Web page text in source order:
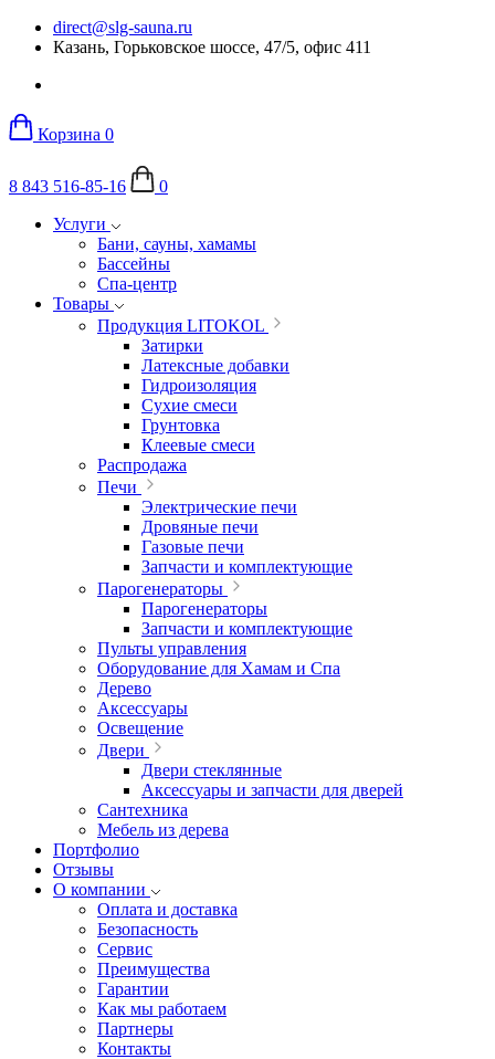
direct@slg-sauna.ru
Казань, Горьковское шоссе, 47/5, офис 411
Корзина 0
8 843 516-85-16
0
Услуги
Бани, сауны, хамамы
Бассейны
Спа-центр
Товары
Продукция LITOKOL
Затирки
Латексные добавки
Гидроизоляция
Сухие смеси
Грунтовка
Клеевые смеси
Распродажа
Печи
Электрические печи
Дровяные печи
Газовые печи
Запчасти и комплектующие
Парогенераторы
Парогенераторы
Запчасти и комплектующие
Пульты управления
Оборудование для Хамам и Спа
Дерево
Аксессуары
Освещение
Двери
Двери стеклянные
Аксессуары и запчасти для дверей
Сантехника
Мебель из дерева
Портфолио
Отзывы
О компании
Оплата и доставка
Безопасность
Сервис
Преимущества
Гарантии
Как мы работаем
Партнеры
Контакты